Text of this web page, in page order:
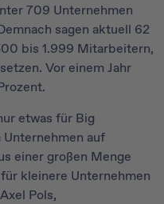
709 Unternehmen
sagen aktuell 62
bis 1.999 Mitarbeitern,
Vor einem Jahr
etwas für Big
auf
einer großen Menge
kleinere Unternehmen
Pols,